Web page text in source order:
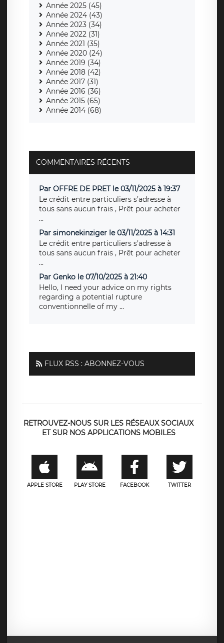
Année 2025 (45)
Année 2024 (43)
Année 2023 (34)
Année 2022 (31)
Année 2021 (35)
Année 2020 (24)
Année 2019 (34)
Année 2018 (42)
Année 2017 (31)
Année 2016 (36)
Année 2015 (65)
Année 2014 (68)
COMMENTAIRES RÉCENTS
Par OFFRE DE PRET le 03/11/2025 à 19:37
Le crédit entre particuliers s’adresse à
tous sans aucun frais , Prêt pour acheter
...
Par simonekinziger le 03/11/2025 à 14:31
Le crédit entre particuliers s’adresse à
tous sans aucun frais , Prêt pour acheter
...
Par Genko le 07/10/2025 à 21:40
Hello, I need your advice on my rights
regarding a potential rupture
conventionnelle of my ...
FLUX RSS : ABONNEZ-VOUS
RETROUVEZ-NOUS SUR LES RÉSEAUX SOCIAUX
ET SUR NOS APPLICATIONS MOBILES
APPLE STORE PLAY STORE FACEBOOK TWITTER